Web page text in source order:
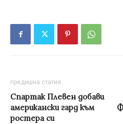
предишна статия
Спартак Плевен добави
американски гард към
ростера си